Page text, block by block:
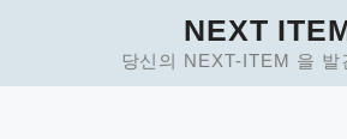
NEXT
당신의 NEXT-ITEM 을 발